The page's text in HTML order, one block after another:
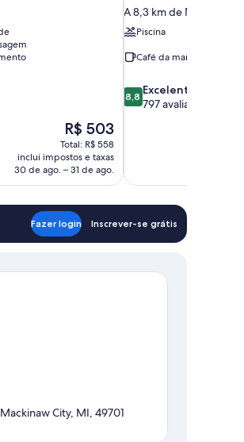
O
preço
é
de
R$ 503
R$ 503
Total: R$ 558
inclui impostos e taxas
30 de ago. – 31 de ago.
A 8,3 km de Mackinaw
Piscina
Café da manhã incluído
8.8
de
8,8 Excelente
797 avaliações
Fazer login Inscrever-se grátis
City, MI, 49701